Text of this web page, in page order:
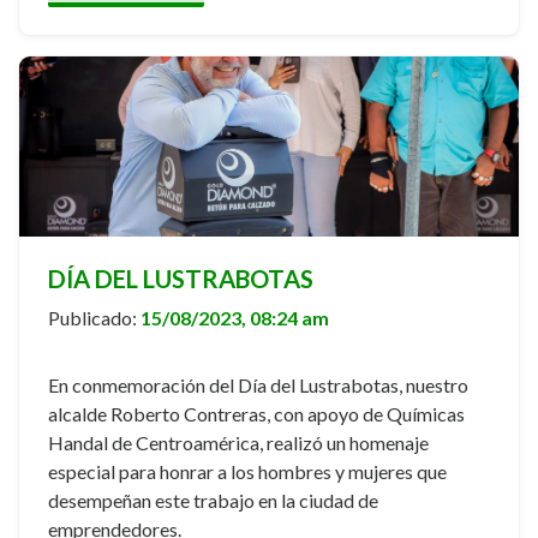
DÍA DEL LUSTRABOTAS
Publicado: 15/08/2023, 08:24 am
En conmemoración del Día del Lustrabotas, nuestro
alcalde Roberto Contreras, con apoyo de Químicas
Handal de Centroamérica, realizó un homenaje
especial para honrar a los hombres y mujeres que
desempeñan este trabajo en la ciudad de
emprendedores.